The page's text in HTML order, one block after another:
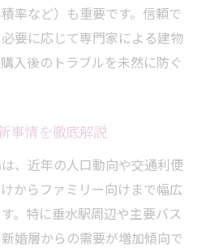
率など）も重要です。信頼で
要に応じて専門家による建物
入後のトラブルを未然に防ぐ
事情を徹底解説
、近年の人口動向や交通利便
からファミリー向けまで幅広
。特に垂水駅周辺や主要バス
婚層からの需要が増加傾向で